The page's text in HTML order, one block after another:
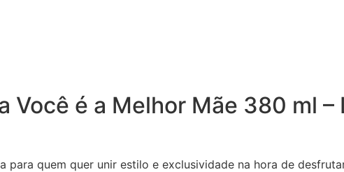
Você é a Melhor Mãe 380 ml –
para quem quer unir estilo e exclusividade na hora de